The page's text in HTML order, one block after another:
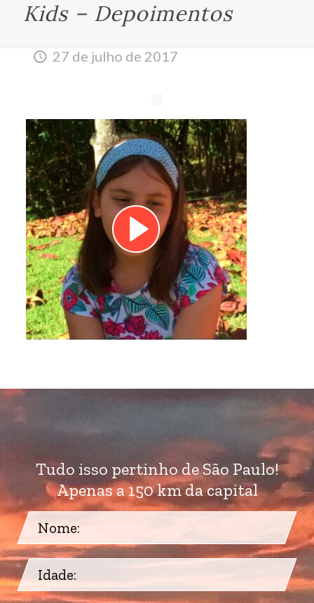
Kids – Depoimentos
27 de julho de 2017
Tudo isso pertinho de São Paulo!
Apenas a 150 km da capital